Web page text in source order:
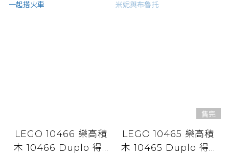
LEGO 10466 樂高積
木 10466 Duplo 得...
售完
LEGO 10465 樂高積
木 10465 Duplo 得...